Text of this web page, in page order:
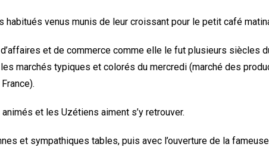
habitués venus munis de leur croissant pour le petit café
d’affaires et de commerce comme elle le fut plusieurs siècles
marchés typiques et colorés du mercredi (marché des
et les Uzétiens aiment s’y retrouver.
et sympathiques tables, puis avec l’ouverture de la